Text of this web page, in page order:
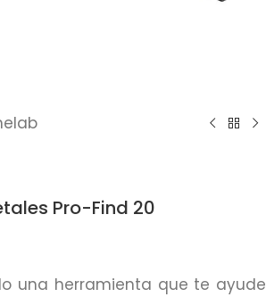
Pro-Find 20
una herramienta que te ayude